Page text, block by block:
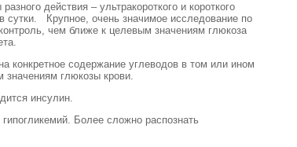
действия – ультракороткого и короткого
сутки. Крупное, очень значимое исследование по
чем ближе к целевым значениям глюкоза
конкретное содержание углеводов в том или ином
значениям глюкозы крови.
инсулин.
Более сложно распознать